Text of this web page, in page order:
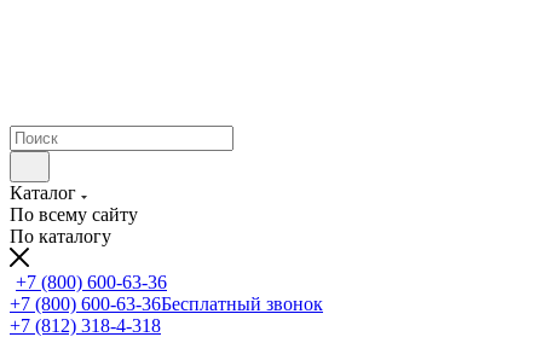
Каталог
По всему сайту
По каталогу
+7 (800) 600-63-36
+7 (800) 600-63-36Бесплатный звонок
+7 (812) 318-4-318